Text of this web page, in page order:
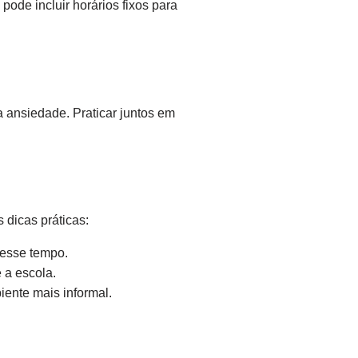
incluir horários fixos para
ansiedade. Praticar juntos em
dicas práticas:
tempo.
a escola.
mais informal.